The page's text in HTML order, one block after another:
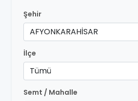
Şehir
AFYONKARAHİSAR
İlçe
Tümü
Semt / Mahalle